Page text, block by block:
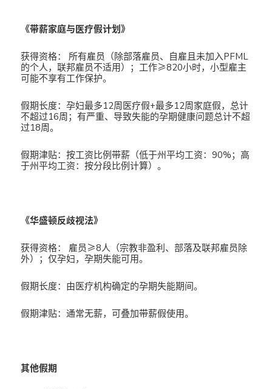
《带薪家庭与医疗假计划》
获得资格： 所有雇员（除部落雇员、自雇且未加入PFML
的个人，联邦雇员不适用）；工作≥820小时，小型雇主
可能不享有工作保护。
假期长度：孕妇最多12周医疗假+最多12周家庭假，总计
不超过16周；有严重、导致失能的孕期健康问题总计不超
过18周。
假期津贴：按工资比例带薪（低于州平均工资：90%；高
于州平均工资：按分段比例计算）。
《华盛顿反歧视法》
获得资格： 雇员≥8人（宗教非盈利、部落及联邦雇员除
外）；仅孕妇，孕期失能可用。
假期长度：由医疗机构确定的孕期失能期间。
假期津贴：通常无薪，可叠加带薪假使用。
其他假期